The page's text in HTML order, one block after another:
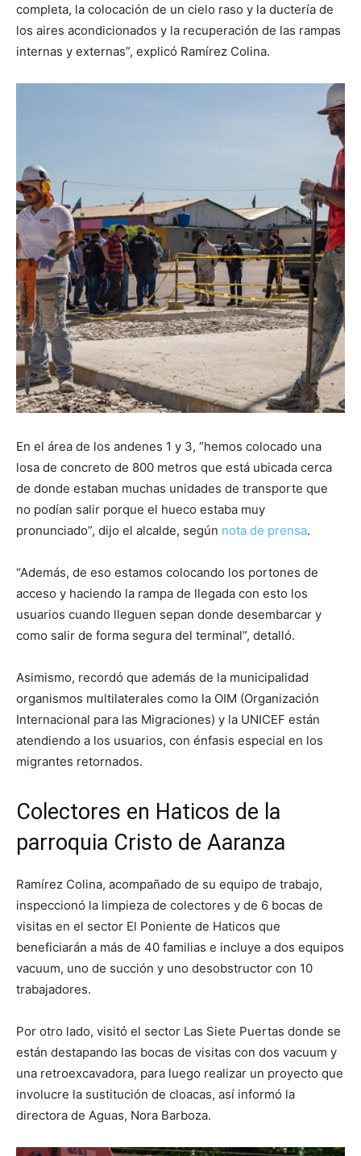
completa, la colocación de un cielo raso y la ductería de
los aires acondicionados y la recuperación de las rampas
internas y externas”, explicó Ramírez Colina.
En el área de los andenes 1 y 3, “hemos colocado una
losa de concreto de 800 metros que está ubicada cerca
de donde estaban muchas unidades de transporte que
no podían salir porque el hueco estaba muy
pronunciado”, dijo el alcalde, según nota de prensa.
“Además, de eso estamos colocando los portones de
acceso y haciendo la rampa de llegada con esto los
usuarios cuando lleguen sepan donde desembarcar y
como salir de forma segura del terminal”, detalló.
Asimismo, recordó que además de la municipalidad
organismos multilaterales como la OIM (Organización
Internacional para las Migraciones) y la UNICEF están
atendiendo a los usuarios, con énfasis especial en los
migrantes retornados.
Colectores en Haticos de la
parroquia Cristo de Aaranza
Ramírez Colina, acompañado de su equipo de trabajo,
inspeccionó la limpieza de colectores y de 6 bocas de
visitas en el sector El Poniente de Haticos que
beneficiarán a más de 40 familias e incluye a dos equipos
vacuum, uno de succión y uno desobstructor con 10
trabajadores.
Por otro lado, visitó el sector Las Siete Puertas donde se
están destapando las bocas de visitas con dos vacuum y
una retroexcavadora, para luego realizar un proyecto que
involucre la sustitución de cloacas, así informó la
directora de Aguas, Nora Barboza.